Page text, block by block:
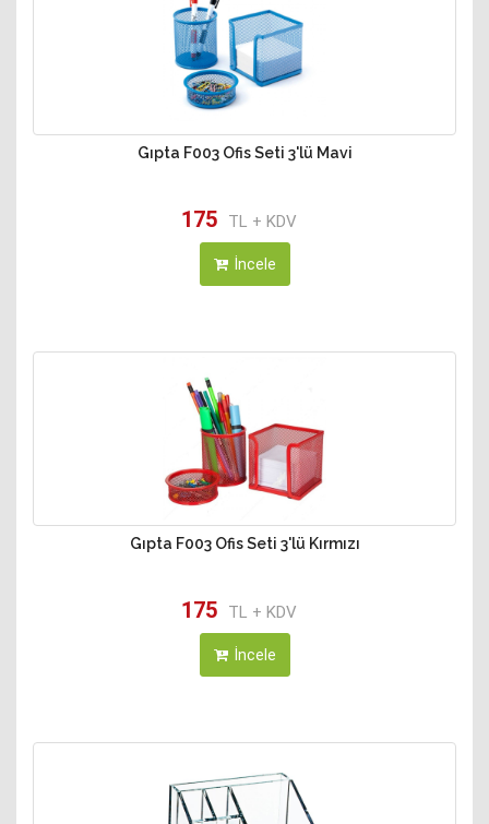
Gıpta F003 Ofis Seti 3'lü Mavi
175 TL + KDV
İncele
Gıpta F003 Ofis Seti 3'lü Kırmızı
175 TL + KDV
İncele